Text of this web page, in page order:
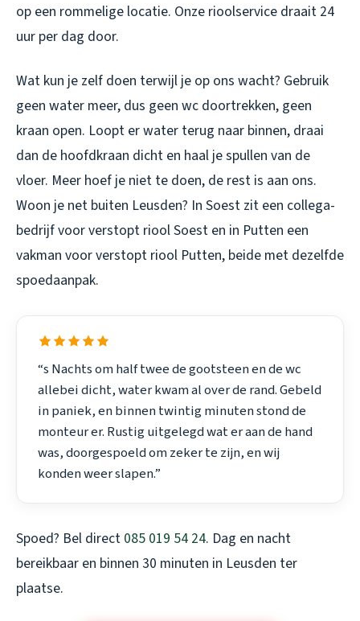
op een rommelige locatie. Onze rioolservice draait 24
uur per dag door.
Wat kun je zelf doen terwijl je op ons wacht? Gebruik
geen water meer, dus geen wc doortrekken, geen
kraan open. Loopt er water terug naar binnen, draai
dan de hoofdkraan dicht en haal je spullen van de
vloer. Meer hoef je niet te doen, de rest is aan ons.
Woon je net buiten Leusden? In Soest zit een collega-
bedrijf voorverstopt riool Soest en in Putten een
vakman voorverstopt riool Putten, beide met dezelfde
spoedaanpak.
“s Nachts om half twee de gootsteen en de wc
allebei dicht, water kwam al over de rand. Gebeld
in paniek, en binnen twintig minuten stond de
monteur er. Rustig uitgelegd wat er aan de hand
was, doorgespoeld om zeker te zijn, en wij
konden weer slapen.”
Spoed? Bel direct 085 019 54 24. Dag en nacht
bereikbaar en binnen 30 minuten in Leusden ter
plaatse.